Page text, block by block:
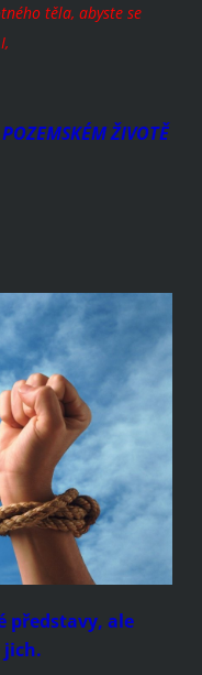
těla, abyste se
ŽIVOTĚ
představy, ale
jich.